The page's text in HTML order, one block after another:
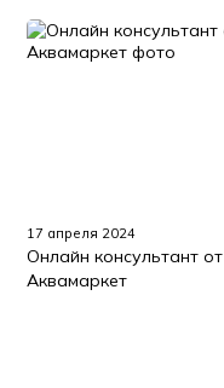
17 апреля 2024
Онлайн консультант от
Аквамаркет